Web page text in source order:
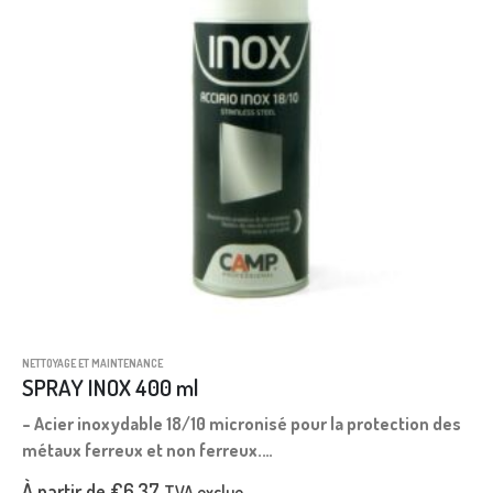
NETTOYAGE ET MAINTENANCE
SPRAY INOX 400 ml
– Acier inoxydable 18/10 micronisé pour la protection des
métaux ferreux et non ferreux.
– Résiste aux intempéries, aux températures élevées et